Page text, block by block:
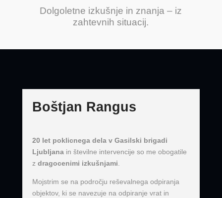
Dolgoletne izkušnje in znanja – iz
zahtevnih situacij.
Boštjan Rangus
20 let poklicnega dela v Gasilski brigadi
Ljubljana in številne intervencije so me obogatile
z dragocenimi izkušnjami
Mojstrim se na področju reševalnega odpiranja
objektov, ki se navezuje na odpiranje vrat in